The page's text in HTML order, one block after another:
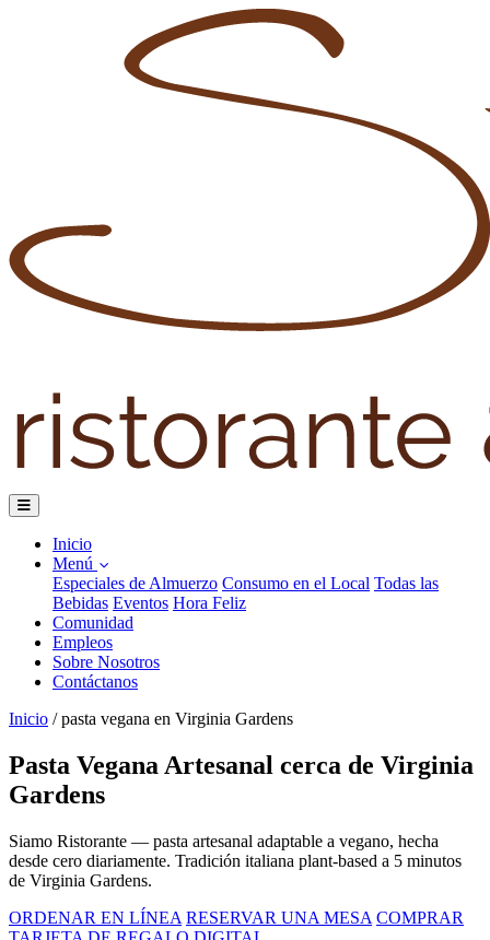
Inicio
Menú
Especiales de Almuerzo Consumo en el Local Todas las
Bebidas Eventos Hora Feliz
Comunidad
Empleos
Sobre Nosotros
Contáctanos
Inicio / pasta vegana en Virginia Gardens
Pasta Vegana Artesanal cerca de Virginia
Gardens
Siamo Ristorante — pasta artesanal adaptable a vegano, hecha
desde cero diariamente. Tradición italiana plant-based a 5 minutos
de Virginia Gardens.
ORDENAR EN LÍNEA RESERVAR UNA MESA COMPRAR